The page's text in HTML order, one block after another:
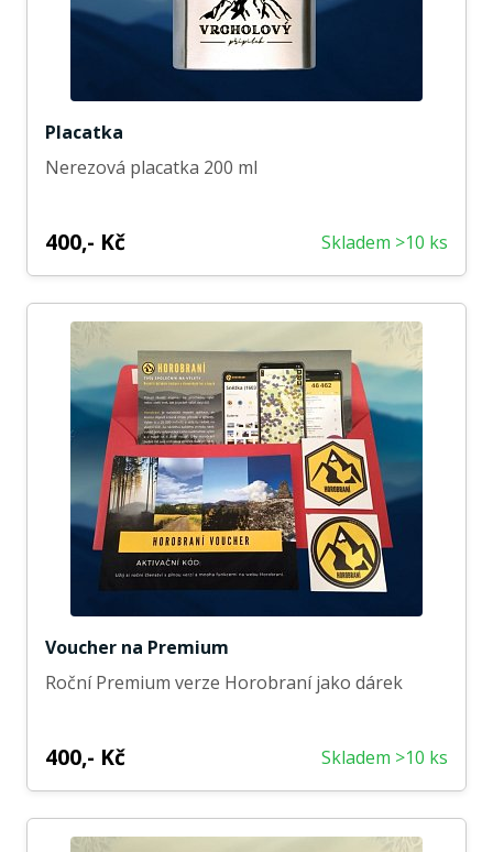
Placatka
Nerezová placatka 200 ml
400,- Kč Skladem >10 ks
Voucher na Premium
Roční Premium verze Horobraní jako dárek
400,- Kč Skladem >10 ks